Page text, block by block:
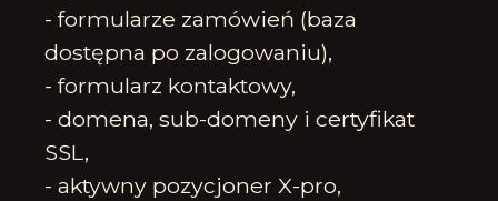
- formularze zamówień (baza
dostępna po zalogowaniu),
- formularz kontaktowy,
- domena, sub-domeny i certyfikat
SSL,
- aktywny pozycjoner X-pro,